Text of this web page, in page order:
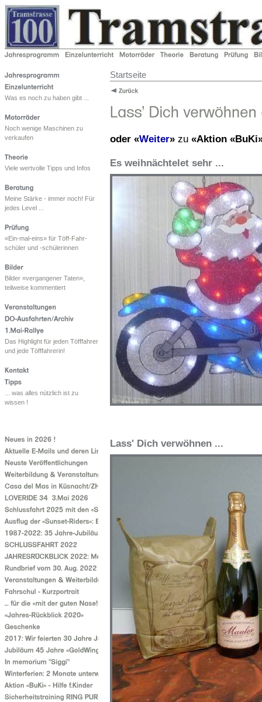
Was es noch zu haben gibt ...
Noch wenige Maschinen zu
verkaufen
Viele wertvolle Tipps und Infos
Meine Stärke - immer noch! Für
jedes Level ...
«Ein-mal-eins» für Töff-Fahr-
schüler und -schülerinnen
Bilder «vergangener Taten»,
teilweise kommentiert
Das Highlight für jeden Töfffahrer
und jede Töfffahrerin!
... was alles nützlich ist zu
wissen !
Startseite
oder «Weiter» zu «Aktion
Es weihnächtelet sehr ...
Lass' Dich verwöhnen ...